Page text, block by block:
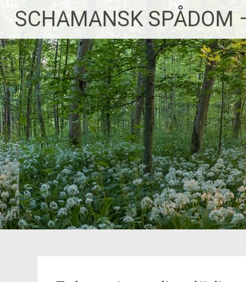
Skip
content
SCHAMANSK SPÅDOM